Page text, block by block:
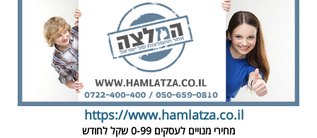
https://www.hamlatza.co.il
מחירי מנויים לעסקים 0-99 שקל לחודש